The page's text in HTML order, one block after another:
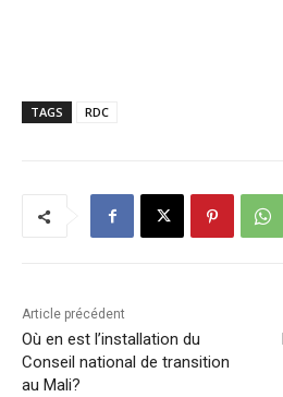
TAGS RDC
Article précédent
Où en est l’installation du
Conseil national de transition
au Mali?